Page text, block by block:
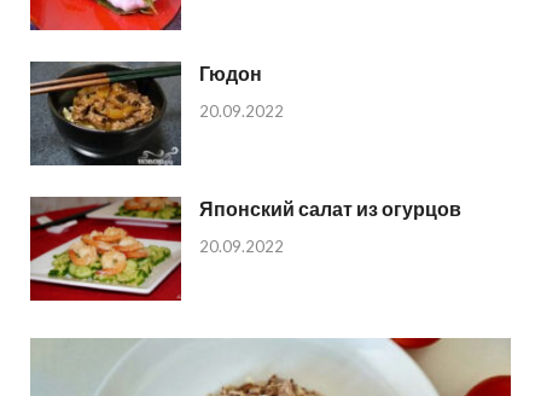
Гюдон
20.09.2022
Японский салат из огурцов
20.09.2022